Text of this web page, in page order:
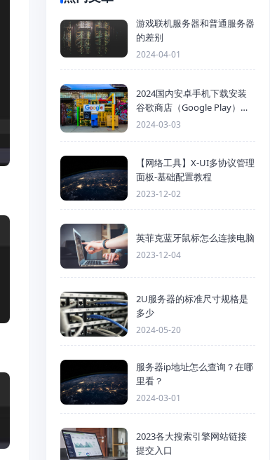
游戏联机服务器和普通服务器
的差别
2024-04-01
2024国内安卓手机下载安装
谷歌商店（Google Play）详
细步骤
2024-03-03
【网络工具】X-UI多协议管理
面板-基础配置教程
2023-12-02
英菲克蓝牙鼠标怎么连接电脑
2023-12-04
2U服务器的标准尺寸规格是
多少
2024-05-20
服务器ip地址怎么查询？在哪
里看？
2024-03-01
2023各大搜索引擎网站链接
提交入口